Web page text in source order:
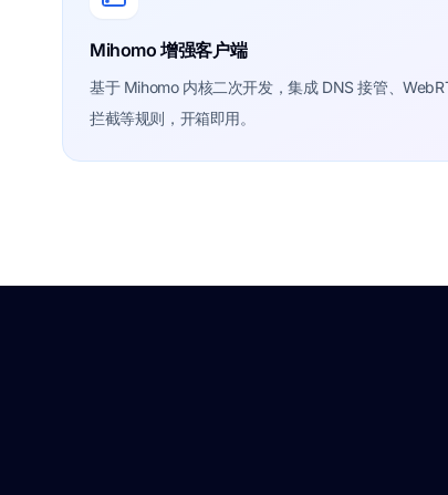
Mihomo 增强客户端
基于 Mihomo 内核二次开发，集成 DNS 接管、
拦截等规则，开箱即用。